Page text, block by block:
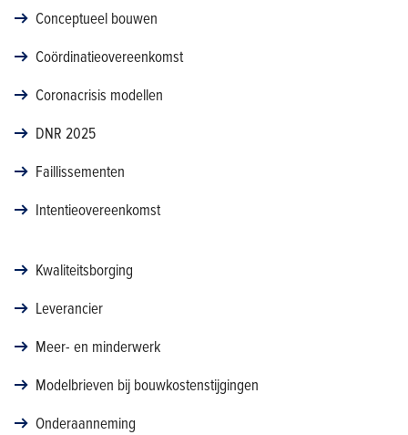
Conceptueel bouwen
Coördinatieovereenkomst
Coronacrisis modellen
DNR 2025
Faillissementen
Intentieovereenkomst
Kwaliteitsborging
Leverancier
Meer- en minderwerk
Modelbrieven bij bouwkostenstijgingen
Onderaanneming